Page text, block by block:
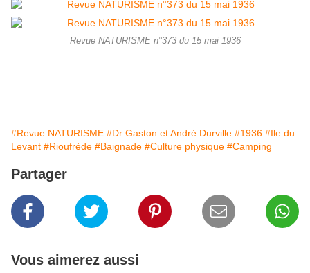
Revue NATURISME n°373 du 15 mai 1936
#Revue NATURISME #Dr Gaston et André Durville #1936 #Ile du
Levant #Rioufrède #Baignade #Culture physique #Camping
Partager
Vous aimerez aussi